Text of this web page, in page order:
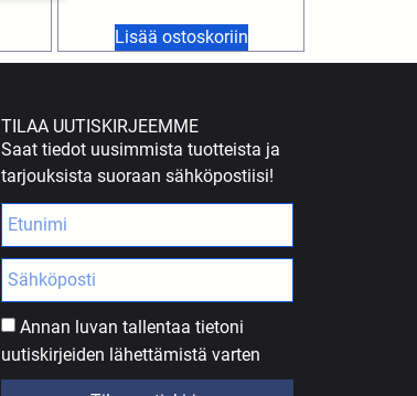
Lisää ostoskoriin
TILAA UUTISKIRJEEMME
Saat tiedot uusimmista tuotteista ja
tarjouksista suoraan sähköpostiisi!
Annan luvan tallentaa tietoni
uutiskirjeiden lähettämistä varten